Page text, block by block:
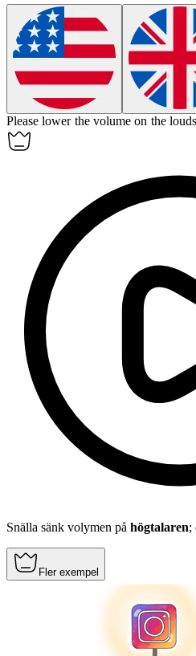
Please lower the volume on the
Snälla sänk volymen på högtalaren;
Fler exempel